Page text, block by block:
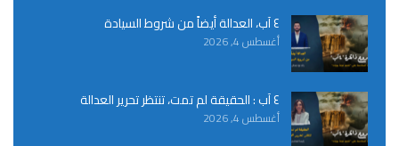
٤ آب، العدالة أيضاً من شروط السيادة
أغسطس 4, 2026
٤ آب : الحقيقة لم تمت، تنتظر تحرير العدالة
أغسطس 4, 2026